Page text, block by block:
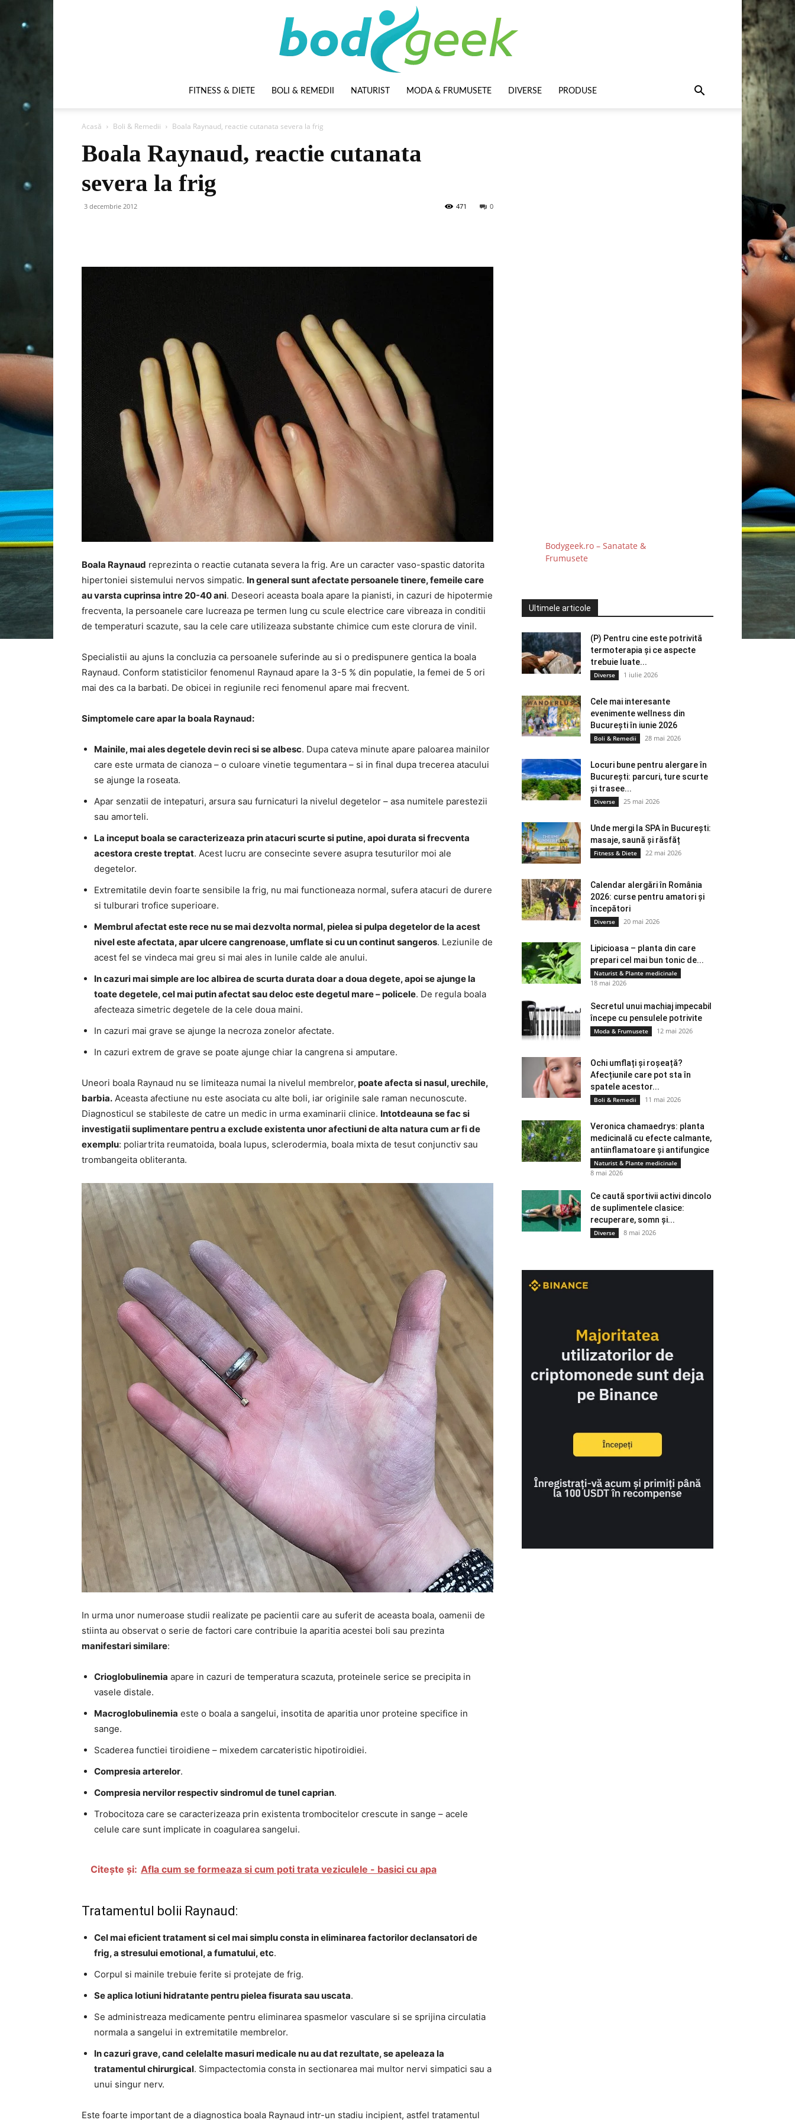
FITNESS & DIETE BOLI & REMEDII NATURIST MODA & FRUMUSETE DIVERSE PRODUSE
Acasă Boli & Remedii Boala Raynaud, reactie cutanata severa la frig
Boala Raynaud, reactie cutanata
severa la frig
3 decembrie 2012 0
471
Boala Raynaud reprezinta o reactie cutanata severa la frig. Are un caracter vaso-spastic datorita
hipertoniei sistemului nervos simpatic. In general sunt afectate persoanele tinere, femeile care
au varsta cuprinsa intre 20-40 ani. Deseori aceasta boala apare la pianisti, in cazuri de hipotermie
frecventa, la persoanele care lucreaza pe termen lung cu scule electrice care vibreaza in conditii
de temperaturi scazute, sau la cele care utilizeaza substante chimice cum este clorura de vinil.
Specialistii au ajuns la concluzia ca persoanele suferinde au si o predispunere gentica la boala
Raynaud. Conform statisticilor fenomenul Raynaud apare la 3-5 % din populatie, la femei de 5 ori
mai des ca la barbati. De obicei in regiunile reci fenomenul apare mai frecvent.
Simptomele care apar la boala Raynaud:
Mainile, mai ales degetele devin reci si se albesc. Dupa cateva minute apare paloarea mainilor
care este urmata de cianoza – o culoare vinetie tegumentara – si in final dupa trecerea atacului
se ajunge la roseata.
Apar senzatii de intepaturi, arsura sau furnicaturi la nivelul degetelor – asa numitele parestezii
sau amorteli.
La inceput boala se caracterizeaza prin atacuri scurte si putine, apoi durata si frecventa
acestora creste treptat. Acest lucru are consecinte severe asupra tesuturilor moi ale
degetelor.
Extremitatile devin foarte sensibile la frig, nu mai functioneaza normal, sufera atacuri de durere
si tulburari trofice superioare.
Membrul afectat este rece nu se mai dezvolta normal, pielea si pulpa degetelor de la acest
nivel este afectata, apar ulcere cangrenoase, umflate si cu un continut sangeros. Leziunile de
acest fel se vindeca mai greu si mai ales in lunile calde ale anului.
In cazuri mai simple are loc albirea de scurta durata doar a doua degete, apoi se ajunge la
toate degetele, cel mai putin afectat sau deloc este degetul mare – policele. De regula boala
afecteaza simetric degetele de la cele doua maini.
In cazuri mai grave se ajunge la necroza zonelor afectate.
In cazuri extrem de grave se poate ajunge chiar la cangrena si amputare.
Uneori boala Raynaud nu se limiteaza numai la nivelul membrelor, poate afecta si nasul, urechile,
barbia. Aceasta afectiune nu este asociata cu alte boli, iar originile sale raman necunoscute.
Diagnosticul se stabileste de catre un medic in urma examinarii clinice. Intotdeauna se fac si
investigatii suplimentare pentru a exclude existenta unor afectiuni de alta natura cum ar fi de
exemplu: poliartrita reumatoida, boala lupus, sclerodermia, boala mixta de tesut conjunctiv sau
trombangeita obliteranta.
In urma unor numeroase studii realizate pe pacientii care au suferit de aceasta boala, oamenii de
stiinta au observat o serie de factori care contribuie la aparitia acestei boli sau prezinta
manifestari similare:
Crioglobulinemia apare in cazuri de temperatura scazuta, proteinele serice se precipita in
vasele distale.
Macroglobulinemia este o boala a sangelui, insotita de aparitia unor proteine specifice in
sange.
Scaderea functiei tiroidiene – mixedem carcateristic hipotiroidiei.
Compresia arterelor.
Compresia nervilor respectiv sindromul de tunel caprian.
Trobocitoza care se caracterizeaza prin existenta trombocitelor crescute in sange – acele
celule care sunt implicate in coagularea sangelui.
Citește și: Afla cum se formeaza si cum poti trata veziculele - basici cu apa
Tratamentul bolii Raynaud:
Cel mai eficient tratament si cel mai simplu consta in eliminarea factorilor declansatori de
frig, a stresului emotional, a fumatului, etc.
Corpul si mainile trebuie ferite si protejate de frig.
Se aplica lotiuni hidratante pentru pielea fisurata sau uscata.
Se administreaza medicamente pentru eliminarea spasmelor vasculare si se sprijina circulatia
normala a sangelui in extremitatile membrelor.
In cazuri grave, cand celelalte masuri medicale nu au dat rezultate, se apeleaza la
tratamentul chirurgical. Simpactectomia consta in sectionarea mai multor nervi simpatici sau a
unui singur nerv.
Este foarte important de a diagnostica boala Raynaud intr-un stadiu incipient, astfel tratamentul
Bodygeek.ro – Sanatate &
Frumusete
Ultimele articole
(P) Pentru cine este potrivită
termoterapia și ce aspecte
trebuie luate...
Diverse 1 iulie 2026
Cele mai interesante
evenimente wellness din
București în iunie 2026
Boli & Remedii 28 mai 2026
Locuri bune pentru alergare în
București: parcuri, ture scurte
și trasee...
Diverse 25 mai 2026
Unde mergi la SPA în București:
masaje, saună și răsfăț
Fitness & Diete 22 mai 2026
Calendar alergări în România
2026: curse pentru amatori și
începători
Diverse 20 mai 2026
Lipicioasa – planta din care
prepari cel mai bun tonic de...
Naturist & Plante medicinale
18 mai 2026
Secretul unui machiaj impecabil
începe cu pensulele potrivite
Moda & Frumusete 12 mai 2026
Ochi umflați și roșeață?
Afecțiunile care pot sta în
spatele acestor...
Boli & Remedii 11 mai 2026
Veronica chamaedrys: planta
medicinală cu efecte calmante,
antiinflamatoare și antifungice
Naturist & Plante medicinale
8 mai 2026
Ce caută sportivii activi dincolo
de suplimentele clasice:
recuperare, somn și...
Diverse 8 mai 2026